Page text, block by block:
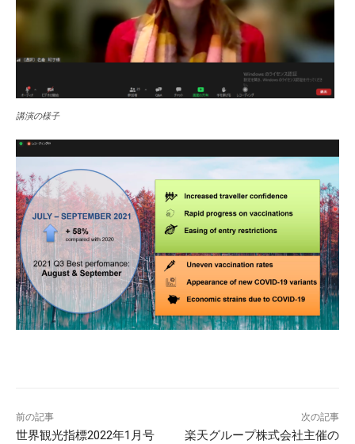
講演の様子
前の記事
世界観光指標2022年1月号
次の記事
楽天グループ株式会社主催の